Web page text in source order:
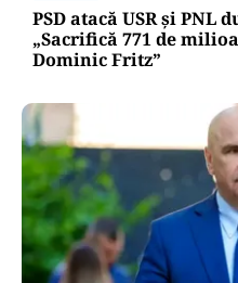
PSD atacă USR și PNL
„Sacrifică 771 de
Dominic Fritz”